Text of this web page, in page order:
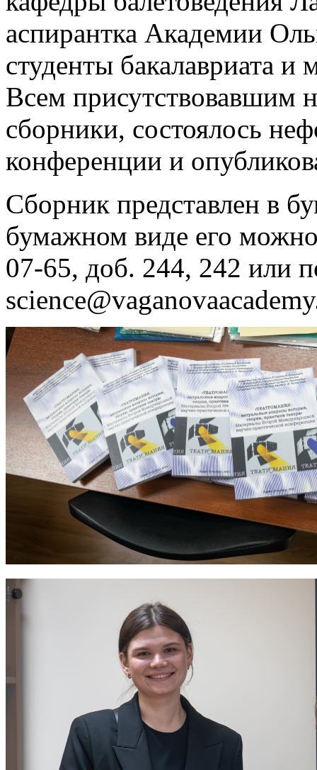
аспирантка Академии
студенты бакалавриата и
Всем присутствовавшим
сборники, состоялось
конференции и
Сборник представлен в
бумажном виде его
07-65, доб. 244, 242 или